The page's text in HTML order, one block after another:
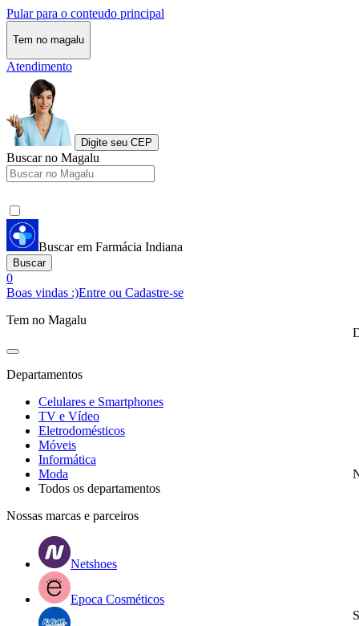
Pular para o conteudo principal
Tem no magalu
Atendimento
Digite seu CEP
Buscar no Magalu
Buscar em Farmácia Indiana
Buscar
0
Boas vindas :)Entre ou Cadastre-se
Tem no Magalu
Departamentos
Celulares e Smartphones
TV e Vídeo
Eletrodomésticos
Móveis
Informática
Moda
Todos os departamentos
Nossas marcas e parceiros
Netshoes
Epoca Cosméticos